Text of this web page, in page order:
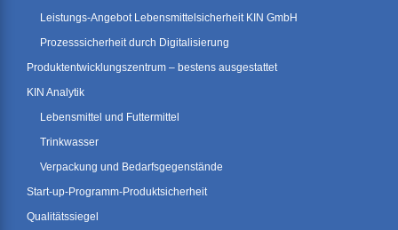
Leistungs-Angebot Lebensmittelsicherheit KIN GmbH
Prozesssicherheit durch Digitalisierung
Produktentwicklungszentrum – bestens ausgestattet
KIN Analytik
Lebensmittel und Futtermittel
Trinkwasser
Verpackung und Bedarfsgegenstände
Start-up-Programm-Produktsicherheit
Qualitätssiegel